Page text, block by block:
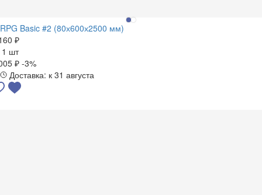
RPG Basic #2 (80х600х2500 мм)
₽
1 шт
₽ -3%
Доставка: к 31 августа